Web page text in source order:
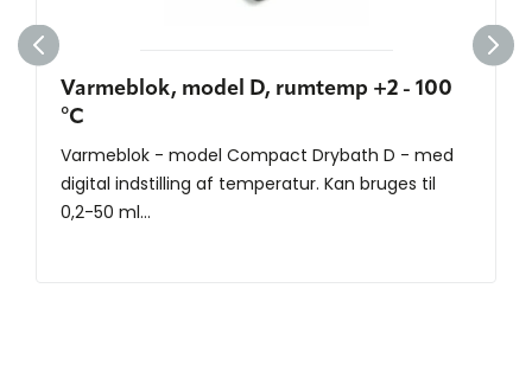
Varmeblok, model D, rumtemp +2 - 100
°C
Varmeblok - model Compact Drybath D - med
digital indstilling af temperatur. Kan bruges til
0,2-50 ml...